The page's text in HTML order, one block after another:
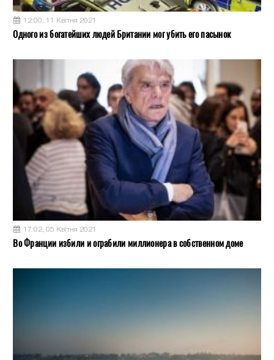
12:00, 11 Квітня 2021
Одного из богатейших людей Британии мог убить его пасынок
17:02, 05 Квітня 2021
Во Франции избили и ограбили миллионера в собственном доме